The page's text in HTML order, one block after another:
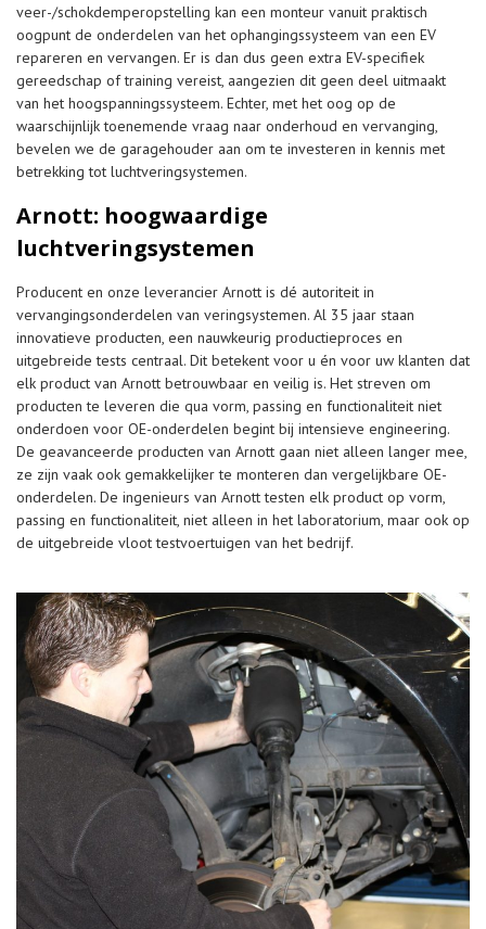
veer-/schokdemperopstelling kan een monteur vanuit praktisch
oogpunt de onderdelen van het ophangingssysteem van een EV
repareren en vervangen. Er is dan dus geen extra EV-specifiek
gereedschap of training vereist, aangezien dit geen deel uitmaakt
van het hoogspanningssysteem. Echter, met het oog op de
waarschijnlijk toenemende vraag naar onderhoud en vervanging,
bevelen we de garagehouder aan om te investeren in kennis met
betrekking tot luchtveringsystemen.
Arnott: hoogwaardige
luchtveringsystemen
Producent en onze leverancier Arnott is dé autoriteit in
vervangingsonderdelen van veringsystemen. Al 35 jaar staan
innovatieve producten, een nauwkeurig productieproces en
uitgebreide tests centraal. Dit betekent voor u én voor uw klanten dat
elk product van Arnott betrouwbaar en veilig is. Het streven om
producten te leveren die qua vorm, passing en functionaliteit niet
onderdoen voor OE-onderdelen begint bij intensieve engineering.
De geavanceerde producten van Arnott gaan niet alleen langer mee,
ze zijn vaak ook gemakkelijker te monteren dan vergelijkbare OE-
onderdelen. De ingenieurs van Arnott testen elk product op vorm,
passing en functionaliteit, niet alleen in het laboratorium, maar ook op
de uitgebreide vloot testvoertuigen van het bedrijf.